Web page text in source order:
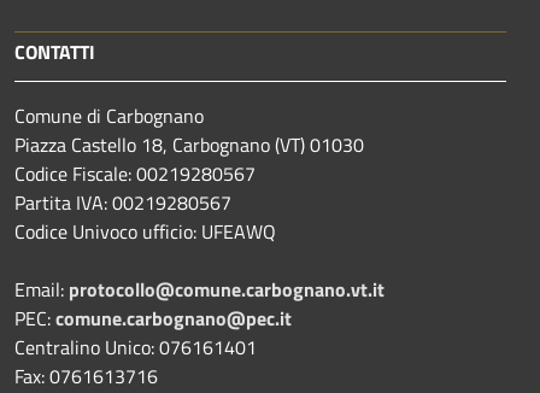
CONTATTI
Comune di Carbognano
Piazza Castello 18, Carbognano (VT) 01030
Codice Fiscale: 00219280567
Partita IVA: 00219280567
Codice Univoco ufficio: UFEAWQ
Email: protocollo@comune.carbognano.vt.it
PEC:comune.carbognano@pec.it
Centralino Unico: 076161401
Fax: 0761613716